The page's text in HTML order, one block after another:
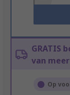
GRATIS
van
Op